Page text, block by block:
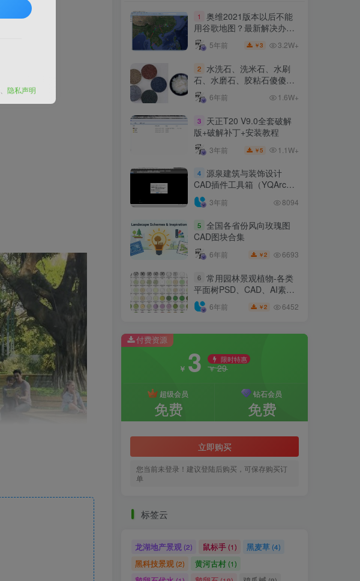
1
奥维2021版本以后不能
用谷歌地图？最新解决办法
苹果安卓电脑
5年前 ￥3 3.2W+
2
水洗石、洗米石、水刷
石、水磨石、胶粘石傻傻分
不清楚
6年前 1.6W+
3
天正T20 V9.0全套破解
版+破解补丁+安装教程
3年前 ￥5 1.1W+
4 源泉建筑与装饰设计
CAD插件工具箱（YQArch
6.7.4）
3年前 8094
5 全国各省份风向玫瑰图
CAD图块合集
6年前 ￥2 6693
6 常用园林景观植物-各类
平面树PSD、CAD、AI素材
线稿
6年前 ￥2 6452
付费资源
￥ 3 限时特惠
￥29
超级会员
免费
钻石会员
免费
立即购买
您当前未登录！建议登陆后购买，可保存购买订
单
标签云
龙湖地产景观 (2) 鼠标手(1) 黑麦草(4)
黑科技景观 (2) 黄河古村(1)
隐私声明